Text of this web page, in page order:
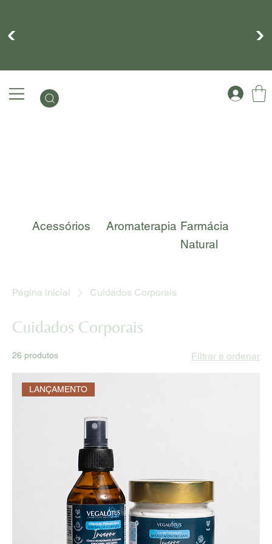
Página inicial Cuidados Corporais
Cuidados Corporais
26 produtos Filtrar e ordenar
LANÇAMENTO
Acessórios Aromaterapia Farmácia
Natural